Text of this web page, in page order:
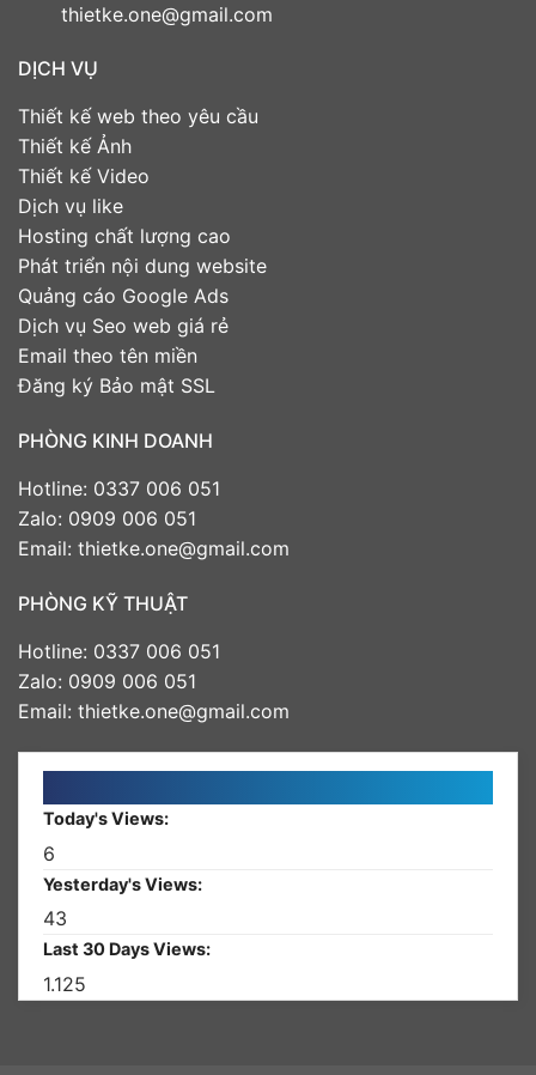
thietke.one@gmail.com
DỊCH VỤ
Thiết kế web theo yêu cầu
Thiết kế Ảnh
Thiết kế Video
Dịch vụ like
Hosting chất lượng cao
Phát triển nội dung website
Quảng cáo Google Ads
Dịch vụ Seo web giá rẻ
Email theo tên miền
Đăng ký Bảo mật SSL
PHÒNG KINH DOANH
Hotline: 0337 006 051
Zalo: 0909 006 051
Email: thietke.one@gmail.com
PHÒNG KỸ THUẬT
Hotline: 0337 006 051
Zalo: 0909 006 051
Email: thietke.one@gmail.com
Today's Views:
6
Yesterday's Views:
43
Last 30 Days Views:
1.125